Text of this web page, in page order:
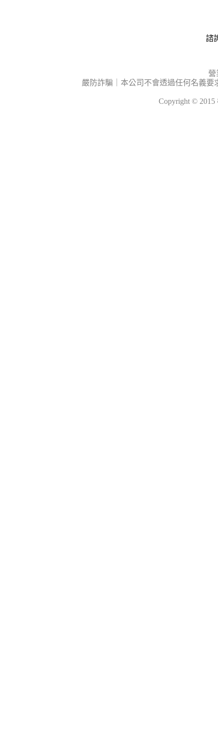
諮
營
嚴防詐騙｜本公司不會透過任何名義
Copyright ©